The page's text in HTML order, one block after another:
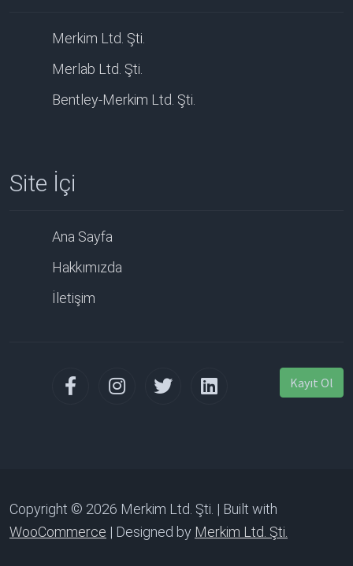
Merkim Ltd. Şti.
Merlab Ltd. Şti.
Bentley-Merkim Ltd. Şti.
Site İçi
Ana Sayfa
Hakkımızda
İletişim
Kayıt Ol
Copyright © 2026 Merkim Ltd. Şti. | Built with
WooCommerce | Designed by Merkim Ltd. Şti.